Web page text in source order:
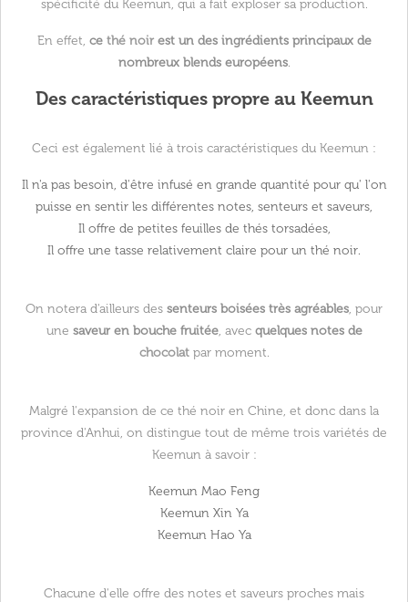
spécificité du Keemun, qui a fait exploser sa production.
En effet, ce thé noirest un des ingrédients principaux de
nombreux blends européens.
Des caractéristiques propre au Keemun
Ceci est également lié à trois caractéristiques du Keemun :
Il n'a pas besoin, d'être infusé en grande quantité pour qu' l'on
puisse en sentir les différentes notes, senteurs et saveurs,
Il offre de petites feuilles de thés torsadées,
Il offre une tasse relativement claire pour un thé noir.
On notera d'ailleurs des senteurs boisées très agréables, pour
une saveur en bouche fruitée, avec quelques notes de
chocolatpar moment.
Malgré l'expansion de ce thé noir en Chine, et donc dans la
province d'Anhui, on distingue tout de même trois variétés de
Keemun à savoir :
Keemun Mao Feng
Keemun Xin Ya
Keemun Hao Ya
Chacune d'elle offre des notes et saveurs proches mais